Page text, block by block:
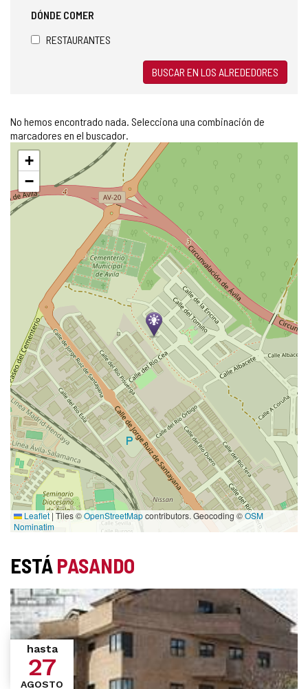
DÓNDE COMER
RESTAURANTES
BUSCAR EN LOS ALREDEDORES
No hemos encontrado nada. Selecciona una combinación de
marcadores en el buscador.
Saltar
mapa
+
−
Leaflet| Tiles ©OpenStreetMapcontributors. Geocoding ©OSM
Nominatim
ESTÁPASANDO
hasta
27
AGOSTO